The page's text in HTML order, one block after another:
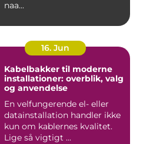
naa...
16. Jun
Kabelbakker til moderne
installationer: overblik, valg
og anvendelse
En velfungerende el- eller
datainstallation handler ikke
kun om kablernes kvalitet.
Lige så vigtigt ...